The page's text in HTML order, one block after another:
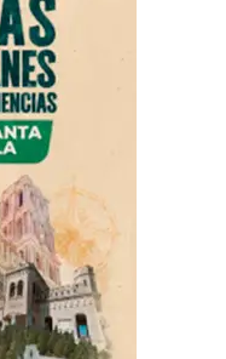
el alcalde Javier